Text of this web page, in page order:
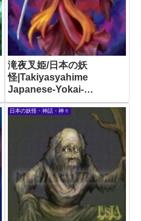
滝夜叉姫/日本の妖
怪|Takiyasyahime
Japanese-Yokai-
Illustration
日本の妖怪・神話・神々